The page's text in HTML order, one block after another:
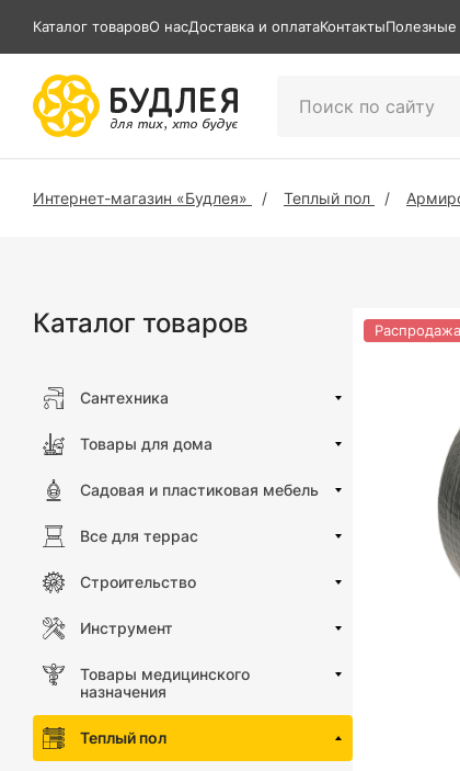
Каталог товаровО насДоставка и оплатаКонтактыПолезные
Интернет-магазин «Будлея» Теплый пол
Каталог товаров
Сантехника
Товары для дома
Садовая и пластиковая мебель
Все для террас
Строительство
Инструмент
Товары медицинского
назначения
Теплый пол
Распродажа